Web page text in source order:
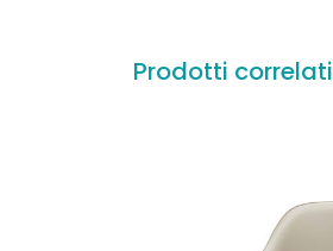
Prodotti correlati